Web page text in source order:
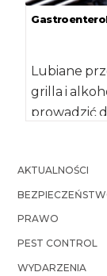
Lubiane
grilla i
prowadzić
AKTUALNOŚCI
PRAWO
PEST CONTROL
WYDARZENIA